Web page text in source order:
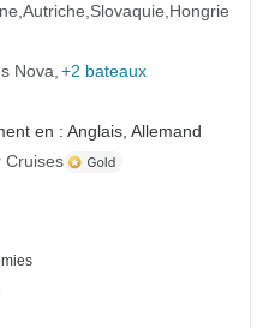
Autriche Slovaquie Hongrie
Nova +2 bateaux
en : Anglais, Allemand
Cruises